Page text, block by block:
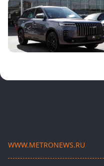
WWW.METRONEWS.RU